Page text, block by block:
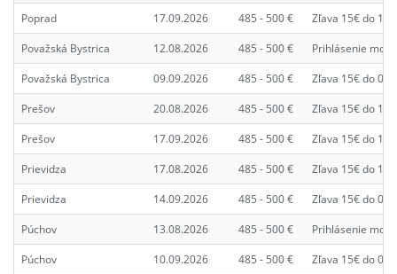
Poprad
17.09.2026 485 - 500 €
Zľava 15€ do
Považská Bystrica
12.08.2026 485 - 500 €
Prihlásenie
Považská Bystrica
09.09.2026 485 - 500 €
Zľava 15€ do
Prešov
20.08.2026 485 - 500 €
Zľava 15€ do
Prešov
17.09.2026 485 - 500 €
Zľava 15€ do
Prievidza
17.08.2026 485 - 500 €
Zľava 15€ do
Prievidza
14.09.2026 485 - 500 €
Zľava 15€ do
Púchov
13.08.2026 485 - 500 €
Prihlásenie
Púchov
10.09.2026 485 - 500 €
Zľava 15€ do